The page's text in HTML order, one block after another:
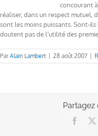
concourant
réaliser, dans un respect mutuel,
sont les moins puissants. Sont-ils
doutent pas de l’utilité des
ParAlain Lambert 28 août 2007
Partagez